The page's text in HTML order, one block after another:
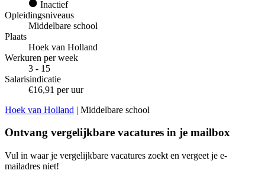
Inactief
Opleidingsniveaus
Middelbare school
Plaats
Hoek van Holland
Werkuren per week
3 - 15
Salarisindicatie
€16,91 per uur
Hoek van Holland | Middelbare school
Ontvang vergelijkbare vacatures in je mailbox
Vul in waar je vergelijkbare vacatures zoekt en vergeet je e-
mailadres niet!